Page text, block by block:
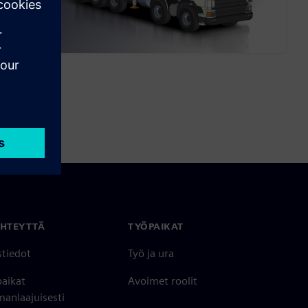
TYÖPAIKAT
Työ ja ura
Avoimet roolit